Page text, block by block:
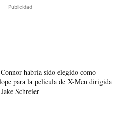
Publicidad
habría sido elegido como
para la película de X-Men dirigida
Schreier